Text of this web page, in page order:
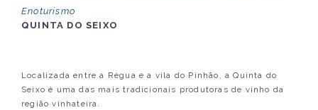
Enoturismo
QUINTA DO SEIXO
Localizada entre a Régua e a vila do Pinhão, a Quinta do
Seixo é uma das mais tradicionais produtoras de vinho da
região vinhateira.